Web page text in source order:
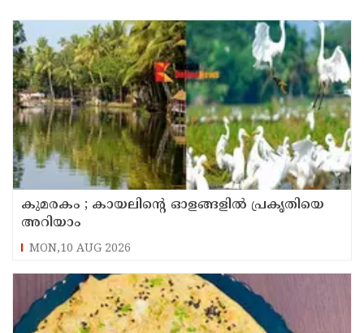
കുമരകം ; കായലിന്റെ ഓളങ്ങളിൽ പ്രകൃതിയെ
അറിയാം
MON,10 AUG 2026